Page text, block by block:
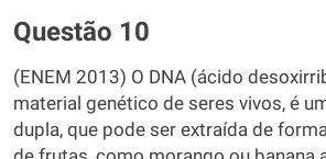
Questão 10
(ENEM 2013) O DNA (ácido
material genético de seres vivos, é
dupla, que pode ser extraída de